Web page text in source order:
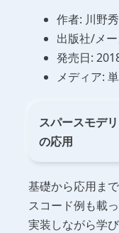
作者: 川野
出版社/メ
発売日:
メディア:
スパースモデ
の応用
基礎から応用ま
スコード例も載
実装しながら学